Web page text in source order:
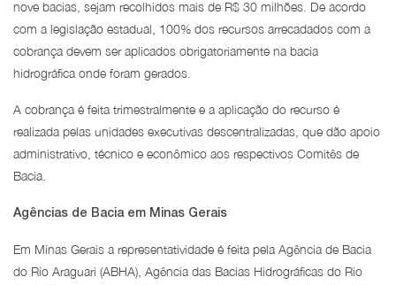
nove bacias, sejam recolhidos mais de R$ 30 milhões. De acordo
com a legislação estadual, 100% dos recursos arrecadados com a
cobrança devem ser aplicados obrigatoriamente na bacia
hidrográfica onde foram gerados.
A cobrança é feita trimestralmente e a aplicação do recurso é
realizada pelas unidades executivas descentralizadas, que dão apoio
administrativo, técnico e econômico aos respectivos Comitês de
Bacia.
Agências de Bacia em Minas Gerais
Em Minas Gerais a representatividade é feita pela Agência de Bacia
do Rio Araguari (ABHA), Agência das Bacias Hidrográficas do Rio